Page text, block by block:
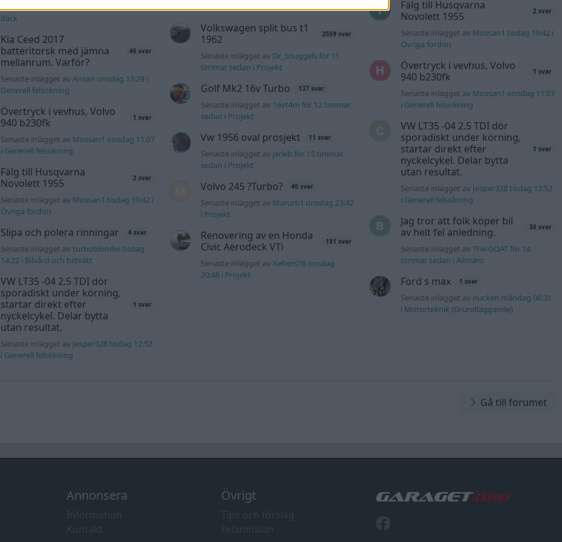
sedaniChassi, bromsar, transmission och
däck
Kia Ceed 2017
batteritorsk med jämna
mellanrum. Varför?
46 svar
Senaste inlägget avAnsan onsdag 15:29 i
Generell felsökning
Övertryck i vevhus, Volvo
940 b230fk
1 svar
Senaste inlägget av Mossan1 onsdag 11:07
i Generell felsökning
Fälg till Husqvarna
Novolett 1955
2 svar
Senaste inlägget av Mossan1 tisdag 19:42 i
Övriga fordon
Slipa och polera rinningar 4 svar
Senaste inlägget avturboblondie tisdag
14:22 i Bilvård och biltvätt
VW LT35 -04 2.5 TDI dör
sporadiskt under körning,
startar direkt efter
nyckelcykel. Delar bytta
utan resultat.
1 svar
Senaste inlägget av Jesper328 tisdag 12:52
i Generell felsökning
timmar sedaniProjekt
Volkswagen split bus t1
1962
2559 svar
Senaste inlägget av Dr_snuggels för 11
timmar sedan i Projekt
Golf Mk2 16v Turbo 137 svar
Senaste inlägget av 16vt4m för 12 timmar
sedan i Projekt
Vw 1956 oval prosjekt 11 svar
Senaste inlägget av jarleb för 15 timmar
sedan i Projekt
Volvo 245 ?Turbo? 40 svar
Senaste inlägget av Marurb1 onsdag 23:42
i Projekt
Renovering av en Honda
Civic Aerodeck VTi
181 svar
Senaste inlägget av Xebers76 onsdag
20:48i Projekt
Fälg till Husqvarna
Novolett 1955
2 svar
Senaste inlägget av Mossan1 tisdag 19:42i
Övriga fordon
Övertryck i vevhus, Volvo
940 b230fk
1 svar
Senaste inlägget av Mossan1 onsdag 11:07
i Generell felsökning
VW LT35 -04 2.5 TDI dör
sporadiskt under körning,
startar direkt efter
nyckelcykel. Delar bytta
utan resultat.
1 svar
Senaste inlägget av Jesper328 tisdag 12:52
i Generell felsökning
Jag tror att folk köper bil
av helt fel anledning.
30 svar
Senaste inlägget av The-GOAT för 14
timmar sedan i Allmänt
Ford s max 1 svar
Senaste inlägget av nucken måndag 06:31
i Motorteknik (Grundläggande)
Gå till forumet
Annonsera Övrigt